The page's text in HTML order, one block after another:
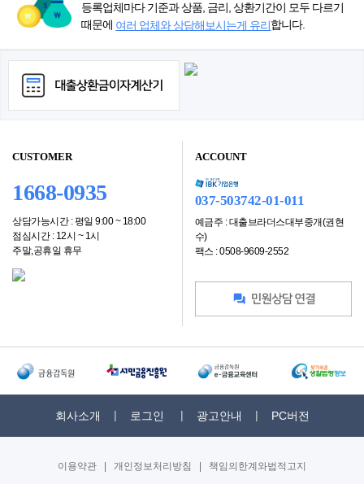
등록업체마다 기준과 상품, 금리, 상환기간이 모두 다르기
때문에 여러 업체와 상담해보시는게 유리합니다.
CUSTOMER
1668-0935
상담가능시간 : 평일 9:00 ~ 18:00
점심시간 : 12시 ~ 1시
주말,공휴일 휴무
ACCOUNT
037-503742-01-011
예금주 : 대출브라더스대부중개(권현
수)
팩스 : 0508-9609-2552
회사소개 로그인 광고안내 PC버전
이용약관 개인정보처리방침 책임의한계와법적고지